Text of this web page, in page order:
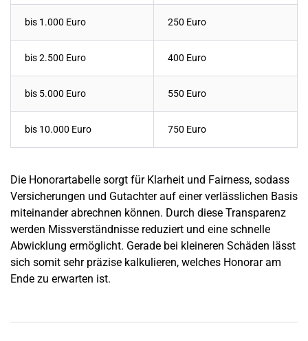
bis 1.000 Euro 250 Euro
bis 2.500 Euro 400 Euro
bis 5.000 Euro 550 Euro
bis 10.000 Euro 750 Euro
Die Honorartabelle sorgt für Klarheit und Fairness, sodass
Versicherungen und Gutachter auf einer verlässlichen Basis
miteinander abrechnen können. Durch diese Transparenz
werden Missverständnisse reduziert und eine schnelle
Abwicklung ermöglicht. Gerade bei kleineren Schäden lässt
sich somit sehr präzise kalkulieren, welches Honorar am
Ende zu erwarten ist.